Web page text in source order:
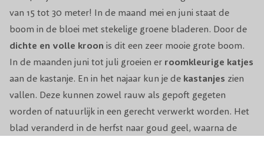
van 15 tot 30 meter! In de maand mei en juni staat de
boom in de bloei met stekelige groene bladeren. Door de
dichte en volle kroon is dit een zeer mooie grote boom.
In de maanden juni tot juli groeien er roomkleurige katjes
aan de kastanje. En in het najaar kun je de kastanjes zien
vallen. Deze kunnen zowel rauw als gepoft gegeten
worden of natuurlijk in een gerecht verwerkt worden. Het
blad veranderd in de herfst naar goud geel, waarna de
Giftigheid Niet giftig voor mensen en huisdieren
Snoeiperiode
Niet nodig (eventueel in de zomer
dode of beschadigde takken
verwijderen)
Grondsoort
Warm, vochthoudend, luchtig,
humusrijk
Groeisnelheid Redelijk snel (20 tot 40 cm per jaar)